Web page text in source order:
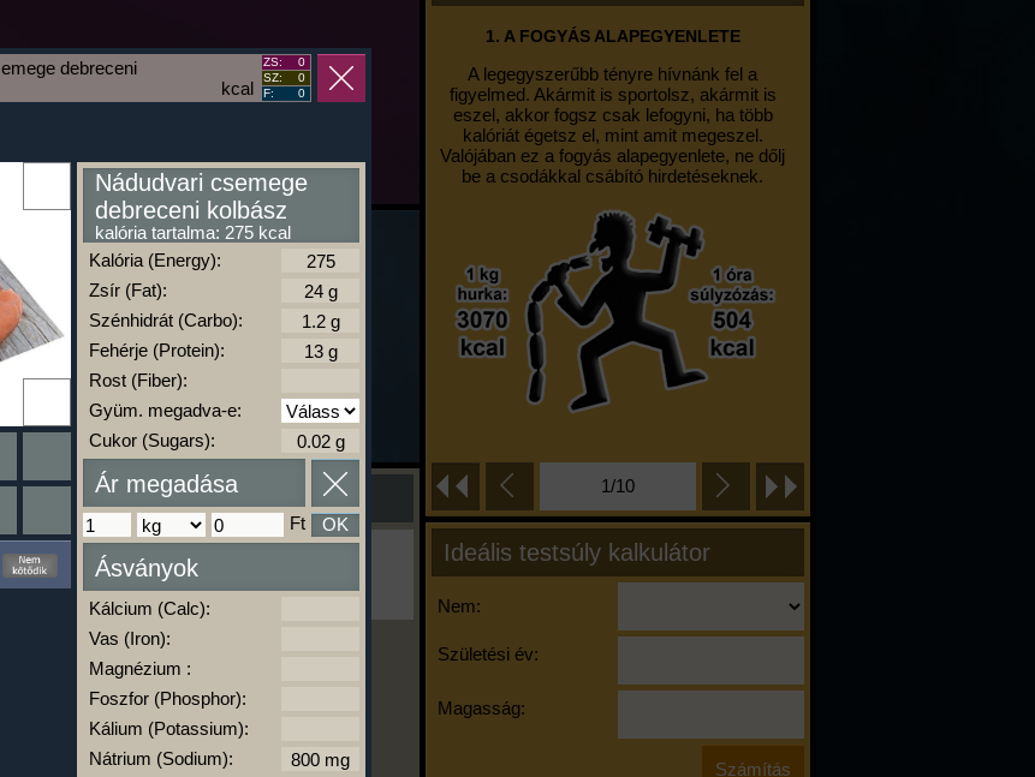
1. A FOGYÁS ALAPEGYENLETE
A legegyszerűbb tényre hívnánk fel a
figyelmed. Akármit is sportolsz, akármit is
eszel, akkor fogsz csak lefogyni, ha több
kalóriát égetsz el, mint amit megeszel.
Valójában ez a fogyás alapegyenlete, ne dőlj
be a csodákkal csábító hirdetéseknek.
1/10
Ideális testsúly kalkulátor
Nem:
Születési év:
Magasság:
Ha ma már nem eszel/sportolsz többet,
kattints a kiértékelésre!
A Kalória Szimulátor Prémium funkció.
kalóriabázis.hu
-
kcal
debreceni
ZS:
0
SZ:
0
F:
0
Nádudvari csemege
debreceni kolbász
kalória tartalma: 275 kcal
Kalória (Energy):
Zsír (Fat):
Szénhidrát (Carbo):
Fehérje (Protein):
Rost (Fiber):
Gyüm. megadva-e:
Cukor (Sugars):
Ár megadása
Ft OK
Ásványok
Kálcium (Calc):
Vas (Iron):
Magnézium :
Foszfor (Phosphor):
Kálium (Potassium):
Nátrium (Sodium):